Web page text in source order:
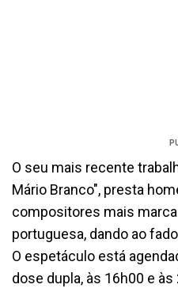
O seu mais recente
Mário Branco", presta
compositores mais
portuguesa, dando ao
O espetáculo está
dose dupla, às 16h00 e às